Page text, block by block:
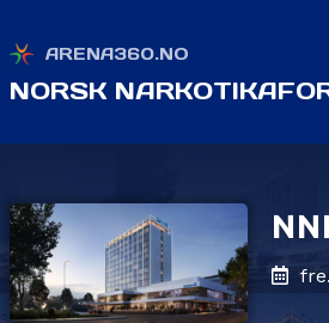
ARENA360.NO
NORSK